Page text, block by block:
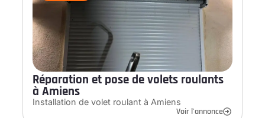
Réparation et pose de volets roulants
à Amiens
Installation de volet roulant à Amiens
Voir l'annonce